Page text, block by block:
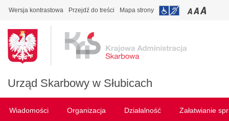
Wersja kontrastowa Przejdź do treści Mapa strony
Urząd Skarbowy w Słubicach
Wiadomości Organizacja Działalność Załatwianie